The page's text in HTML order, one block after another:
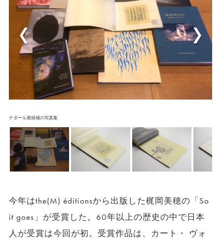
ナダール賞候補の写真集
今年はthe(M) éditionsから出版した梶岡美穂の「So
it goes」が受賞した。60年以上の歴史の中で日本
人が受賞は今回が初。受賞作品は、カート・ ヴォ